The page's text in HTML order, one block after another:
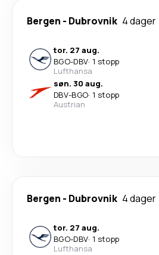
Bergen - Dubrovnik 4 dager
tor. 27 aug.
BGO-DBV· 1 stopp
Lufthansa
søn. 30 aug.
DBV-BGO· 1 stopp
Austrian
Bergen - Dubrovnik 4 dager
tor. 27 aug.
BGO-DBV· 1 stopp
Lufthansa